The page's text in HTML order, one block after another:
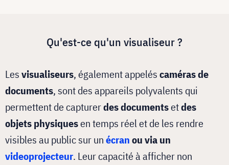
Qu'est-ce qu'un visualiseur ?
Lesvisualiseurs, également appeléscaméras de
documents, sont des appareils polyvalents qui
permettent de capturerdes documentsetdes
objetsphysiquesen temps réel et de les rendre
visibles au public sur unécranou via un
videoprojecteur. Leur capacité à afficher non